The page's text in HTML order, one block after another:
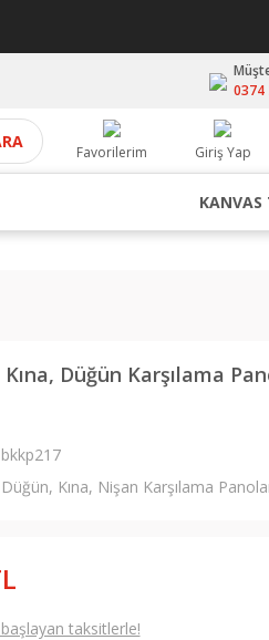
0374
Favorilerim Giriş Yap
KANVAS
Düğün Karşılama
bkkp217
Düğün, Kına, Nişan Karşılama
taksitlerle!